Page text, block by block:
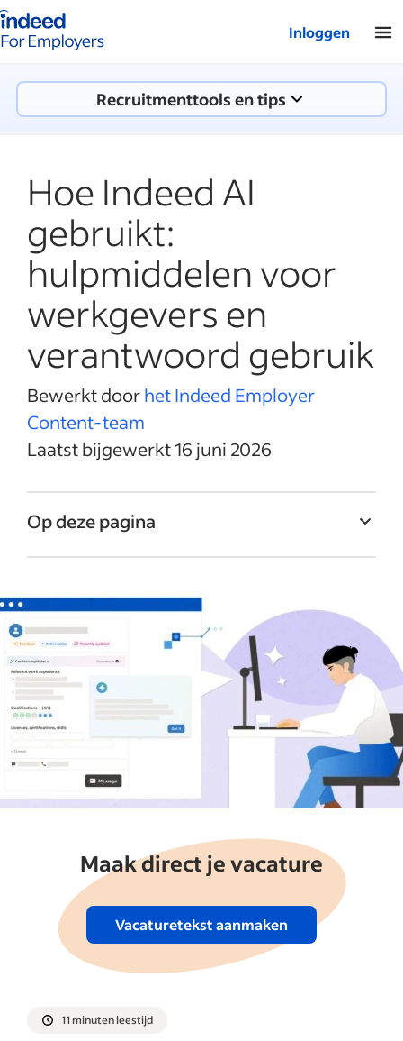
van Indeed - Voor werkgevers
Inloggen
Recruitmenttools en tips
Hoe Indeed AI
gebruikt:
hulpmiddelen voor
werkgevers en
verantwoord gebruik
Bewerkt doorhet Indeed Employer
Content-team
Laatst bijgewerkt 16 juni 2026
Op deze pagina
verantwoorde wijze gebruikt
Principes van Indeed voor verantwoorde AI
Welke tools en functies van Indeed maken
gebruik van AI?
Indeed Talent Scout
AI Job Description Generator
AI-functies van Smart Sourcing
Op vacature gematchte kandidaten
Door AI gegenereerde berichten
Tot slot
Meer weergeven
Maak direct je vacature
Vacaturetekst aanmaken
11 minuten leestijd